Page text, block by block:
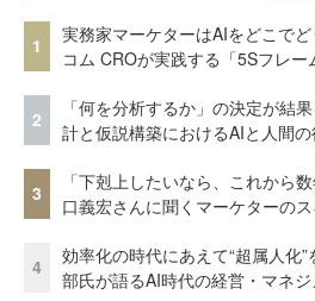
1
実務家マーケターはAIをどこで
コム CROが実践する「5Sフレー
2
「何を分析するか」の決定が結
計と仮説構築におけるAIと人間
3
「下剋上したいなら、これから
口義宏さんに聞くマーケターの
4
効率化の時代にあえて“超属人
部氏が語るAI時代の経営・マネ